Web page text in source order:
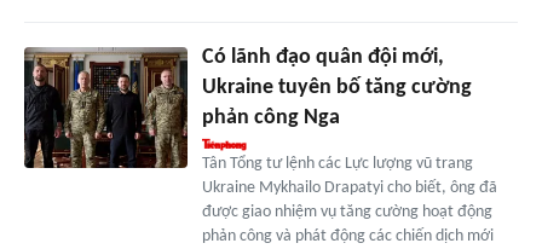
Có lãnh đạo quân đội mới,
Ukraine tuyên bố tăng cường
phản công Nga
Tân Tổng tư lệnh các Lực lượng vũ trang
Ukraine Mykhailo Drapatyi cho biết, ông đã
được giao nhiệm vụ tăng cường hoạt động
phản công và phát động các chiến dịch mới